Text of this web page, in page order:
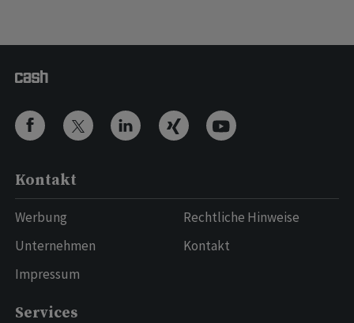
Kontakt
Werbung
Unternehmen
Impressum
Rechtliche Hinweise
Kontakt
Services